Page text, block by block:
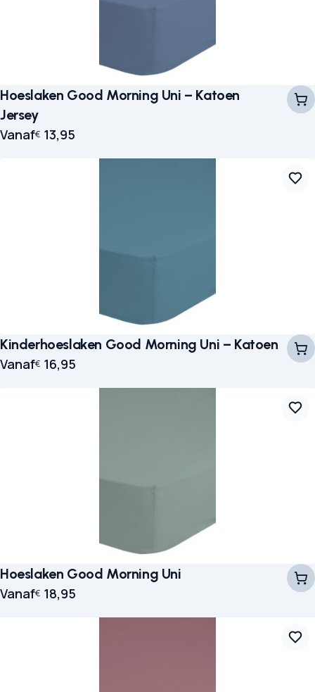
Hoeslaken Good Morning Uni – Katoen
Jersey
Vanaf€ 13,95
Kinderhoeslaken Good Morning Uni – Katoen
Vanaf€ 16,95
Hoeslaken Good Morning Uni
Vanaf€ 18,95